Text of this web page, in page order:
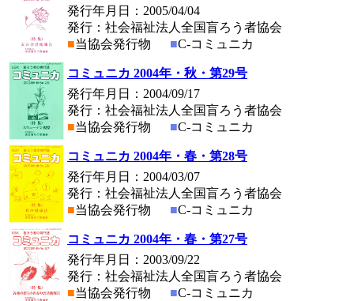
発行年月日：2005/04/04
発行：社会福祉法人全国盲ろう者協会
■当協会発行物 ■C-コミュニカ
コミュニカ 2004年・秋・第29号
発行年月日：2004/09/17
発行：社会福祉法人全国盲ろう者協会
■当協会発行物 ■C-コミュニカ
コミュニカ 2004年・春・第28号
発行年月日：2004/03/07
発行：社会福祉法人全国盲ろう者協会
■当協会発行物 ■C-コミュニカ
コミュニカ 2004年・春・第27号
発行年月日：2003/09/22
発行：社会福祉法人全国盲ろう者協会
■当協会発行物 ■C-コミュニカ